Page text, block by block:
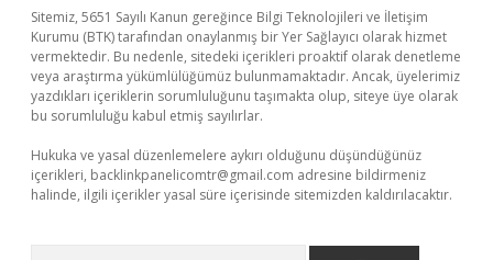
Sitemiz, 5651 Sayılı Kanun gereğince Bilgi Teknolojileri ve İletişim
Kurumu (BTK) tarafından onaylanmış bir Yer Sağlayıcı olarak hizmet
vermektedir. Bu nedenle, sitedeki içerikleri proaktif olarak denetleme
veya araştırma yükümlülüğümüz bulunmamaktadır. Ancak, üyelerimiz
yazdıkları içeriklerin sorumluluğunu taşımakta olup, siteye üye olarak
bu sorumluluğu kabul etmiş sayılırlar.
Hukuka ve yasal düzenlemelere aykırı olduğunu düşündüğünüz
içerikleri, backlinkpanelicomtr@gmail.com adresine bildirmeniz
halinde, ilgili içerikler yasal süre içerisinde sitemizden kaldırılacaktır.